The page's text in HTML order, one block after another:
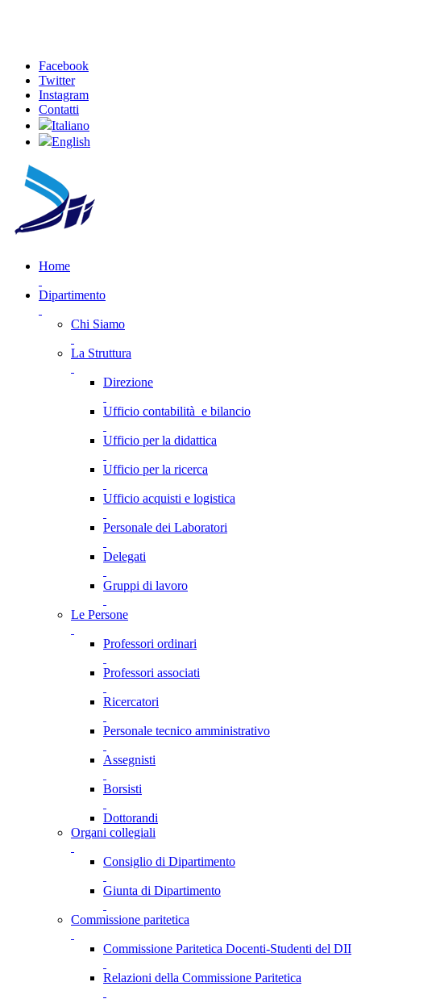
Facebook
Twitter
Instagram
Contatti
Italiano
English
Home
Dipartimento
Chi Siamo
La Struttura
Direzione
Ufficio contabilità e bilancio
Ufficio per la didattica
Ufficio per la ricerca
Ufficio acquisti e logistica
Personale dei Laboratori
Delegati
Gruppi di lavoro
Le Persone
Professori ordinari
Professori associati
Ricercatori
Personale tecnico amministrativo
Assegnisti
Borsisti
Dottorandi
Organi collegiali
Consiglio di Dipartimento
Giunta di Dipartimento
Commissione paritetica
Commissione Paritetica Docenti-Studenti del DII
Relazioni della Commissione Paritetica